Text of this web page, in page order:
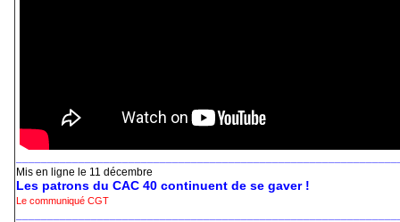
Mis en ligne le 11 décembre
Les patrons du CAC 40 continuent de se gaver !
Le communiqué CGT